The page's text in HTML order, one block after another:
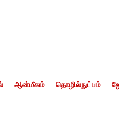
ஆன்மீகம் தொழில்நுட்பம்